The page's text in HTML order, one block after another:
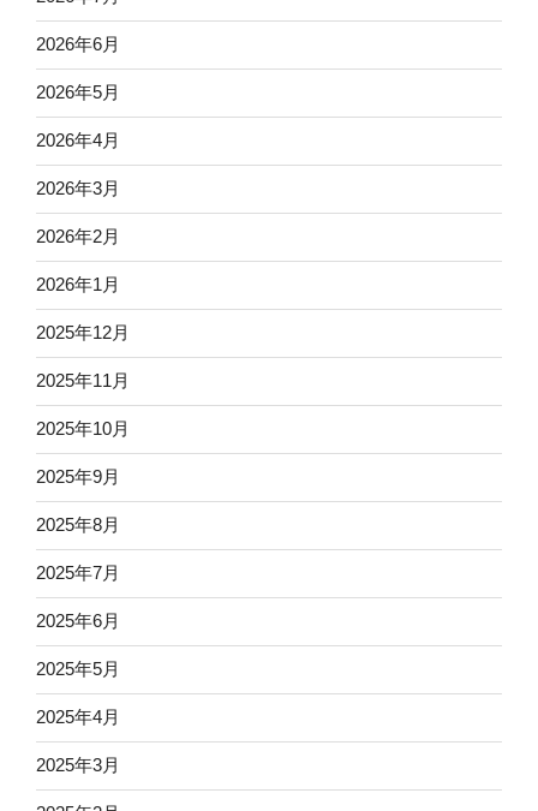
2026年6月
2026年5月
2026年4月
2026年3月
2026年2月
2026年1月
2025年12月
2025年11月
2025年10月
2025年9月
2025年8月
2025年7月
2025年6月
2025年5月
2025年4月
2025年3月